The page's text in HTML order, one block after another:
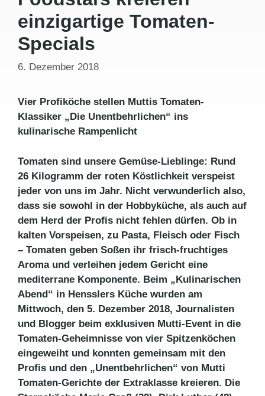
einzigartige Tomaten-
Specials
6. Dezember 2018
Vier Profiköche stellen Muttis Tomaten-
Klassiker „Die Unentbehr­lichen“ ins
kulinarische Rampenlicht
Tomaten sind unsere Gemüse-Lieblinge: Rund
26 Kilogramm der roten Köstlichkeit verspeist
jeder von uns im Jahr. Nicht verwunderlich also,
dass sie sowohl in der Hobbyküche, als auch auf
dem Herd der Profis nicht fehlen dürfen. Ob in
kalten Vorspeisen, zu Pasta, Fleisch oder Fisch
– Tomaten geben Soßen ihr frisch-fruchtiges
Aroma und verleihen jedem Gericht eine
mediterrane Komponente. Beim „Kulinarischen
Abend“ in Hensslers Küche wurden am
Mittwoch, den 5. Dezember 2018, Journalisten
und Blogger beim exklusiven Mutti-Event in die
Tomaten-Geheimnisse von vier Spitzenköchen
eingeweiht und konnten gemeinsam mit den
Profis und den „Unentbehrlichen“ von Mutti
Tomaten-Gerichte der Extraklasse kreieren. Die